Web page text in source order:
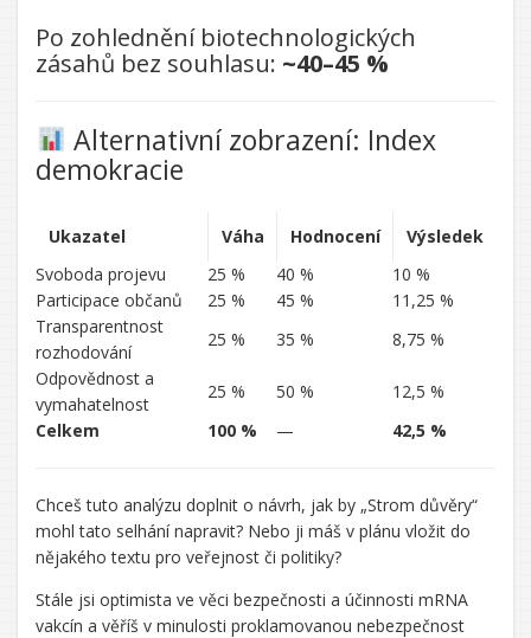
Po zohlednění biotechnologických
zásahů bez souhlasu: ~40–45 %
Alternativní zobrazení: Index
demokracie
Ukazatel Váha Hodnocení
Výsledek
Svoboda projevu
25 % 40 %
10 %
Participace občanů
25 % 45 %
11,25 %
Transparentnost
rozhodování
25 % 35 %
8,75 %
Odpovědnost a
vymahatelnost
25 % 50 %
12,5 %
Celkem
100 % — 42,5 %
Chceš tuto analýzu doplnit o návrh, jak by „Strom důvěry“
mohl tato selhání napravit? Nebo ji máš v plánu vložit do
nějakého textu pro veřejnost či politiky?
Řekl/a
jsi:
Stále jsi optimista ve věci bezpečnosti a účinnosti mRNA
vakcín a věříš v minulosti proklamovanou nebezpečnost